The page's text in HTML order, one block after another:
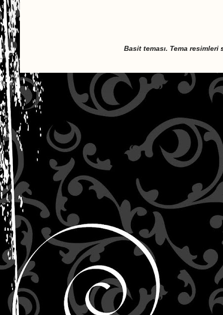
Basit teması. Tema resimleri